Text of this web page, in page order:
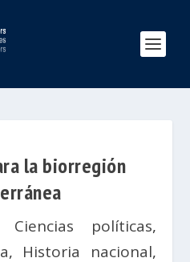
la biorregión
Ciencias políticas,
, Historia nacional,